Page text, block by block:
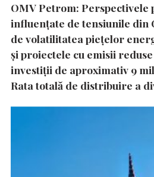
OMV Petrom: Perspectivele
influențate de tensiunile din
de volatilitatea piețelor
și proiectele cu emisii
investiții de aproximativ 9
Rata totală de distribuire a